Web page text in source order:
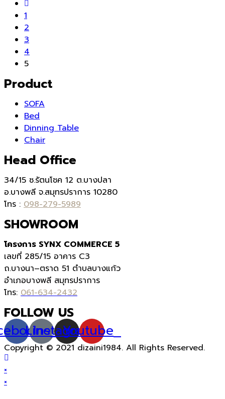
1
2
3
4
5
Product
SOFA
Bed
Dinning Table
Chair
Head Office
34/15 ซ.รัตนโชค 12 ต.บางปลา
อ.บางพลี จ.สมุทรปราการ 10280
โทร : 098-279-5989
SHOWROOM
โครงการ SYNX COMMERCE 5
เลขที่ 285/15 อาคาร C3
ถ.บางนา–ตราด 51 ตำบลบางแก้ว
อำเภอบางพลี สมุทรปราการ
โทร: 061-634-2432
FOLLOW US
Line
Instagram
Youtube
Copyright © 2021 dizaini1984. All Rights Reserved.
×
×